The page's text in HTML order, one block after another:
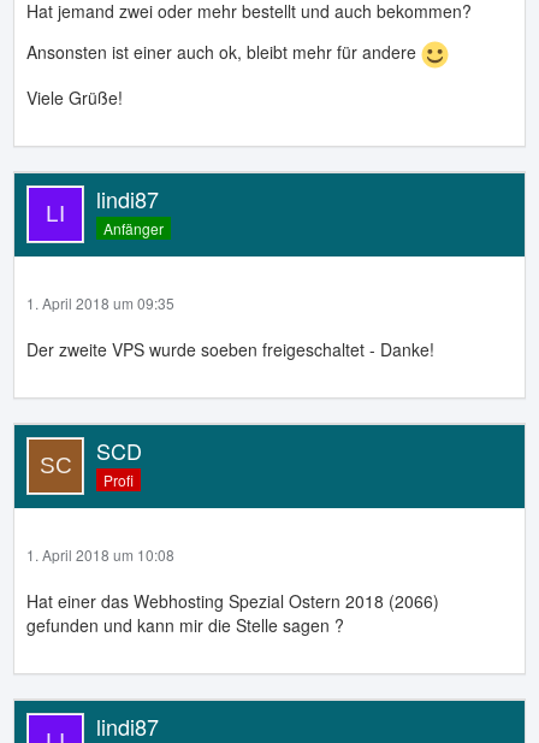
Hat jemand zwei oder mehr bestellt und auch bekommen?
Ansonsten ist einer auch ok, bleibt mehr für andere
Viele Grüße!
lindi87
Anfänger
1. April 2018 um 09:35
Der zweite VPS wurde soeben freigeschaltet - Danke!
SCD
Profi
1. April 2018 um 10:08
Hat einer das Webhosting Spezial Ostern 2018 (2066)
gefunden und kann mir die Stelle sagen ?
lindi87